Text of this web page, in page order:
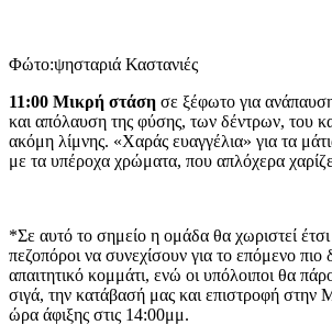
Φώτο:ψησταριά Καστανιές
11:00 Μικρή στάση σε ξέφωτο για
και απόλαυση της φύσης, των δέντρων, του
ακόμη λίμνης. «Χαράς ευαγγέλια» για τα
με τα υπέροχα χρώματα, που απλόχερα
*Σε αυτό το σημείο η ομάδα θα χωριστεί
πεζοπόροι να συνεχίσουν για το επόμενο πιο
απαιτητικό κομμάτι, ενώ οι υπόλοιποι θα
σιγά, την κατάβασή μας και επιστροφή στην
ώρα άφιξης στις 14:00μμ.